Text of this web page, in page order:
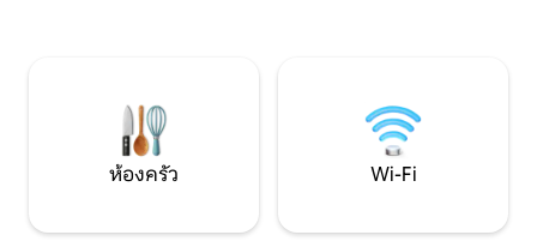
ห้องครัว Wi-Fi